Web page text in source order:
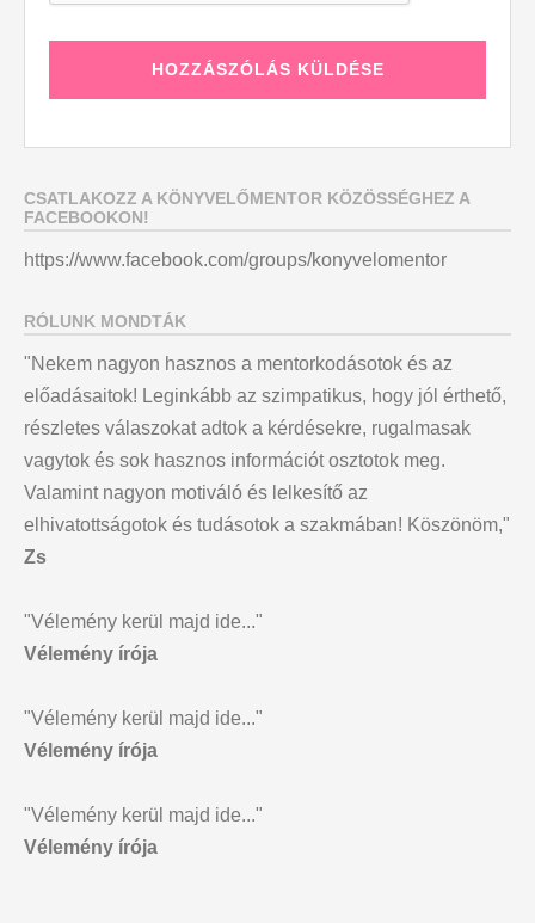
CSATLAKOZZ A KÖNYVELŐMENTOR KÖZÖSSÉGHEZ A
FACEBOOKON!
https://www.facebook.com/groups/konyvelomentor
RÓLUNK MONDTÁK
"Nekem nagyon hasznos a mentorkodásotok és az
előadásaitok! Leginkább az szimpatikus, hogy jól érthető,
részletes válaszokat adtok a kérdésekre, rugalmasak
vagytok és sok hasznos információt osztotok meg.
Valamint nagyon motiváló és lelkesítő az
elhivatottságotok és tudásotok a szakmában! Köszönöm,"
Zs
"Vélemény kerül majd ide..."
Vélemény írója
"Vélemény kerül majd ide..."
Vélemény írója
"Vélemény kerül majd ide..."
Vélemény írója